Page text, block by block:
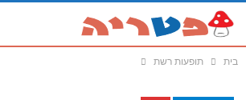
בית תופעות רשת